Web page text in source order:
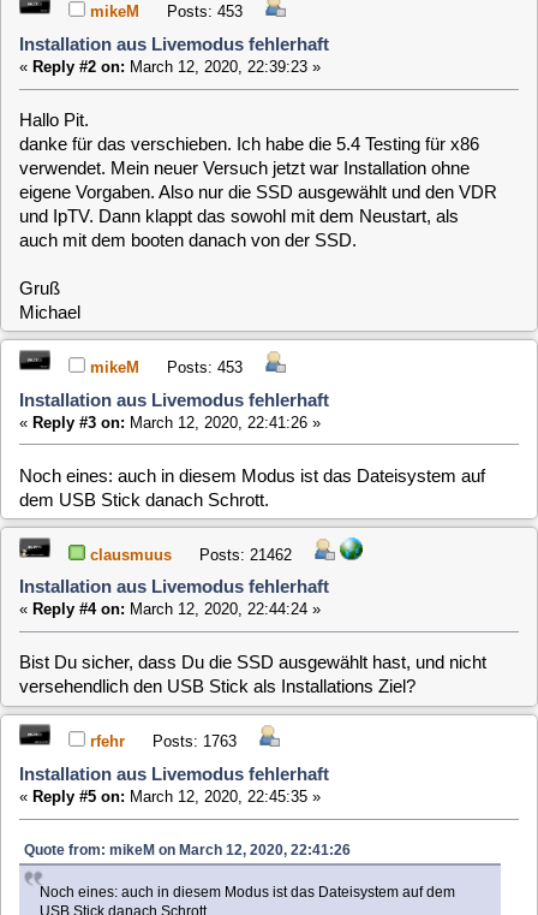
mikeM Posts: 453
Installation aus Livemodus fehlerhaft
«Reply #3 on:March 12, 2020, 22:41:26 »
dem USB Stick danach Schrott.
clausmuus Posts: 21462
Installation aus Livemodus fehlerhaft
«Reply #4 on:March 12, 2020, 22:44:24 »
rfehr
Installation aus Livemodus fehlerhaft
«Reply #5 on:March 12, 2020, 22:45:35 »
Noch eines: auch in diesem Modus ist das Dateisystem auf dem
Was heist Schrott auf dem USB Stick?
Du hast doch davor geschrieben du hast es auf der SSD
installiert.
Irgend wie verstehe ich den Zusammenhang jetzt nicht.
Roland
mikeM Posts: 453
Installation aus Livemodus fehlerhaft
Reply #6 on:March 12, 2020, 22:53:28 »
Quote from: clausmuus on March 12, 2020, 22:44:24
versehendlich den USB Stick als Installations Ziel?
Ganz sicher Claus! Das habe ich im ganzen bestimmt 5 mal